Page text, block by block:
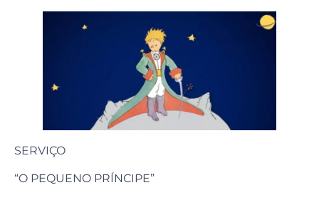
SERVIÇO
“O PEQUENO PRÍNCIPE”